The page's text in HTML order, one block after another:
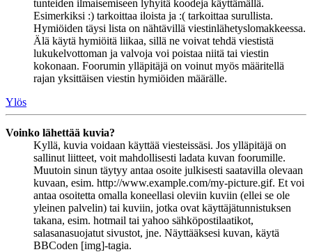
tunteiden ilmaisemiseen lyhyitä koodeja käyttämällä.
Esimerkiksi :) tarkoittaa iloista ja :( tarkoittaa surullista.
Hymiöiden täysi lista on nähtävillä viestinlähetyslomakkeessa.
Älä käytä hymiöitä liikaa, sillä ne voivat tehdä viestistä
lukukelvottoman ja valvoja voi poistaa niitä tai viestin
kokonaan. Foorumin ylläpitäjä on voinut myös määritellä
rajan yksittäisen viestin hymiöiden määrälle.
Ylös
Voinko lähettää kuvia?
Kyllä, kuvia voidaan käyttää viesteissäsi. Jos ylläpitäjä on
sallinut liitteet, voit mahdollisesti ladata kuvan foorumille.
Muutoin sinun täytyy antaa osoite julkisesti saatavilla olevaan
kuvaan, esim. http://www.example.com/my-picture.gif. Et voi
antaa osoitetta omalla koneellasi oleviin kuviin (ellei se ole
yleinen palvelin) tai kuviin, jotka ovat käyttäjätunnistuksen
takana, esim. hotmail tai yahoo sähköpostilaatikot,
salasanasuojatut sivustot, jne. Näyttääksesi kuvan, käytä
BBCoden [img]-tagia.